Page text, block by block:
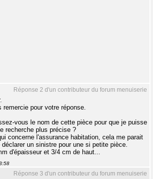
Réponse 2 d'un contributeur du forum menuiserie
remercie pour votre réponse.
vous le nom de cette pièce pour que je puisse
recherche plus précise ?
concerne l'assurance habitation, cela me parait
un sinistre pour une si petite pièce.
d'épaisseur et 3/4 cm de haut...
Réponse 3 d'un contributeur du forum menuiserie